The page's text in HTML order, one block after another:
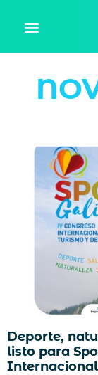
Deporte,
listo para
Internacional